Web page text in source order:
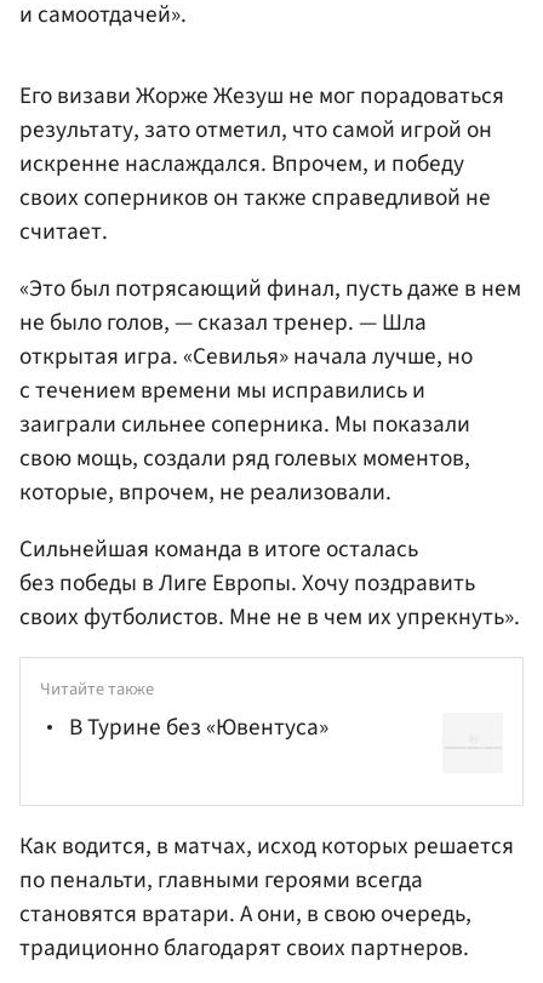
и самоотдачей».
Его визави Жорже Жезуш не мог порадоваться
результату, зато отметил, что самой игрой он
искренне наслаждался. Впрочем, и победу
своих соперников он также справедливой не
считает.
«Это был потрясающий финал, пусть даже в нем
не было голов, — сказал тренер. — Шла
открытая игра. «Севилья» начала лучше, но
с течением времени мы исправились и
заиграли сильнее соперника. Мы показали
свою мощь, создали ряд голевых моментов,
которые, впрочем, не реализовали.
Сильнейшая команда в итоге осталась
без победы в Лиге Европы. Хочу поздравить
своих футболистов. Мне не в чем их упрекнуть».
Читайте также
В Турине без «Ювентуса»
Как водится, в матчах, исход которых решается
по пенальти, главными героями всегда
становятся вратари. А они, в свою очередь,
традиционно благодарят своих партнеров.